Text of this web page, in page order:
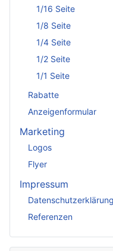
1/16 Seite
1/8 Seite
1/4 Seite
1/2 Seite
1/1 Seite
Rabatte
Anzeigenformular
Marketing
Logos
Flyer
Impressum
Datenschutzerklärung
Referenzen